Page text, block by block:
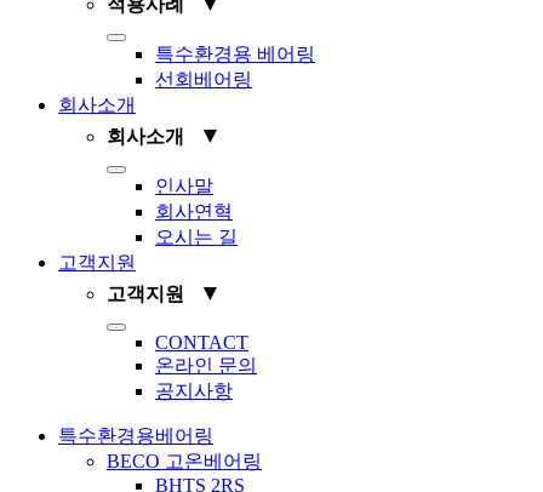
적용사례
Toggle
Navigation특수환경용 베어링
선회베어링
회사소개
회사소개
▼
Toggle
Navigation
인사말
회사연혁
오시는 길
고객지원
고객지원
▼
Toggle
Navigation
CONTACT
온라인 문의
공지사항
특수환경용베어링
BECO 고온베어링
BHTS 2RS